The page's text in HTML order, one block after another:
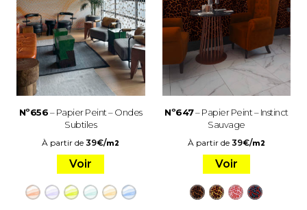
Nº656– Papier Peint – Ondes
Subtiles
À partir de39€/m2
Voir
Nº647– Papier Peint – Instinct
Sauvage
À partir de 39€/m2
Voir